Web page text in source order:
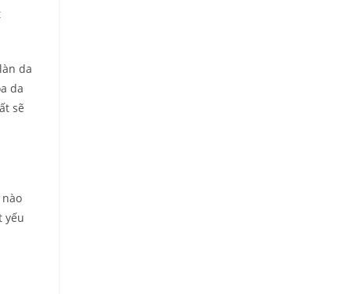
da
da
sẽ
yếu